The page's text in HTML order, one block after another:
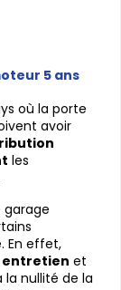
5 ans
où la porte
avoir
les
garage
En effet,
entretien et
la nullité de la